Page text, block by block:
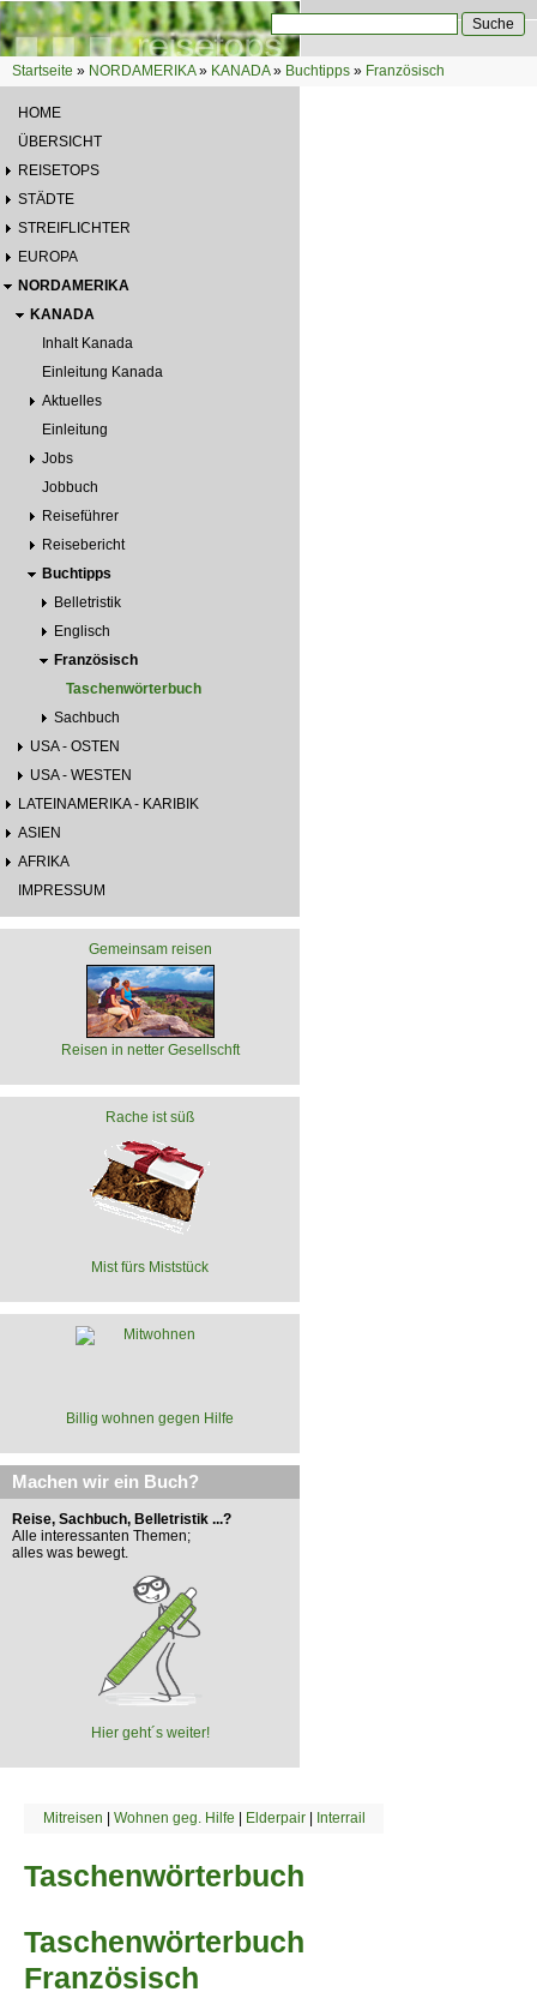
Direkt zum Inhalt
Suchformular
Sie sind hier
Startseite » NORDAMERIKA» KANADA» Buchtipps » Französisch
HOME
ÜBERSICHT
REISETOPS
STÄDTE
STREIFLICHTER
EUROPA
NORDAMERIKA
KANADA
Inhalt Kanada
Einleitung Kanada
Aktuelles
Einleitung
Jobs
Jobbuch
Reiseführer
Reisebericht
Buchtipps
Belletristik
Englisch
Französisch
Taschenwörterbuch
Sachbuch
USA - OSTEN
USA - WESTEN
LATEINAMERIKA - KARIBIK
ASIEN
AFRIKA
IMPRESSUM
Gemeinsam reisen
Reisen in netter Gesellschft
Rache ist süß
Mist fürs Miststück
Billig wohnen gegen Hilfe
Machen wir ein Buch?
Reise, Sachbuch, Belletristik ...?
Alle interessanten Themen;
alles was bewegt.
Hier geht´s weiter!
Mitreisen | Wohnen geg. Hilfe | Elderpair| Interrail
Taschenwörterbuch
Taschenwörterbuch
Französisch